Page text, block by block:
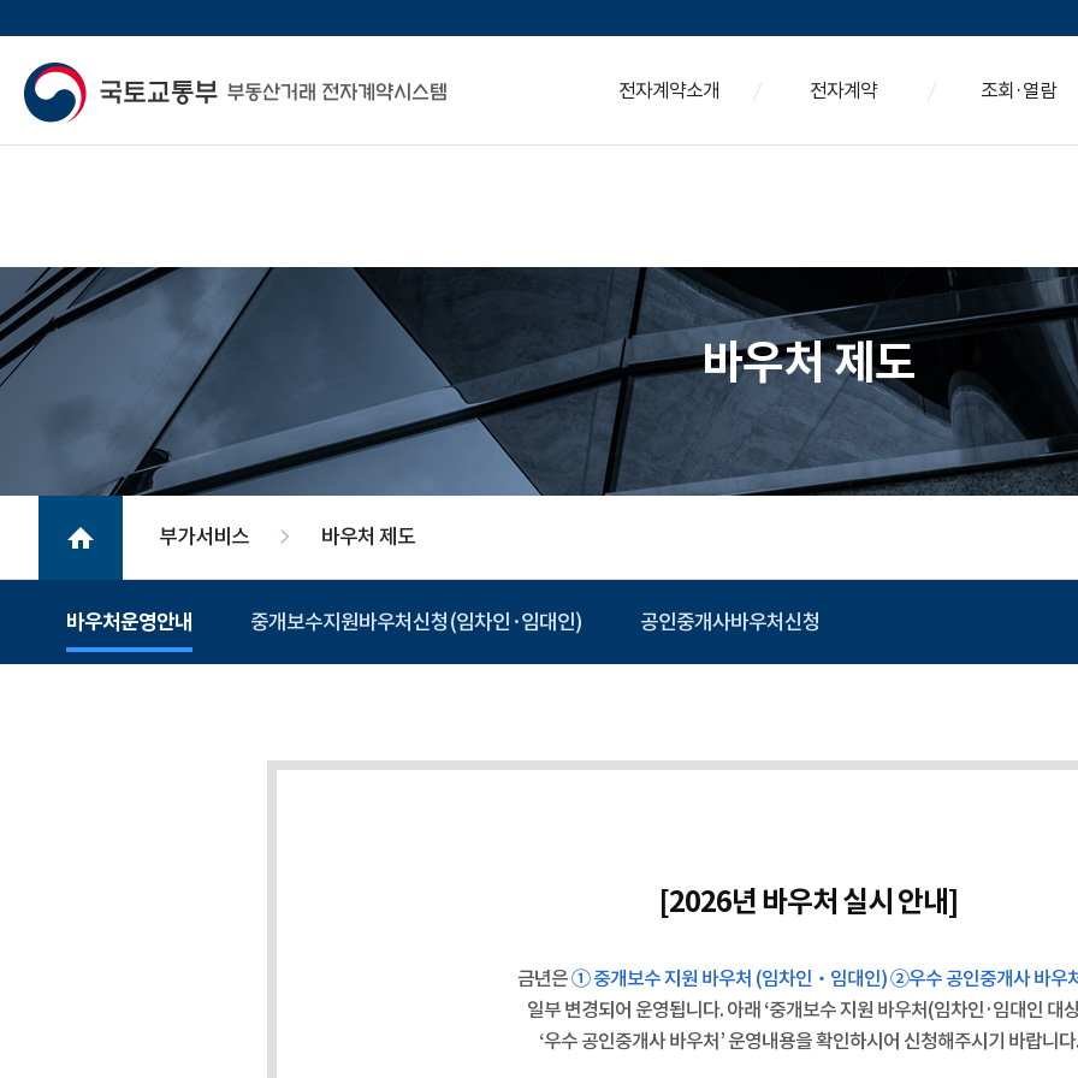
전자계약소개
전자계약 매뉴얼
전자계약 길라잡이
전자계약 연습
전자계약
임대계약 작성하기
조회·열람
토지이용계획확인원
건축물대장 조회
등기자격 대리인 본인
부동산 전자계약시스템 『바우처』 신청
바우처 제도
부가서비스 바우처 제도
바우처운영안내 중개보수지원바우처신청(임차인·임대인) 공인중개사바우처신청
[2026년 바우처 실시 안내]
금년은① 중개보수 지원 바우처 (임차인‧임대인) ②우수 공인중개사 바우
일부 변경되어 운영됩니다. 아래 ‘중개보수 지원 바우처(임차인·임대인 대
‘우수 공인중개사 바우처’ 운영내용을 확인하시어 신청해주시기 바랍니다.